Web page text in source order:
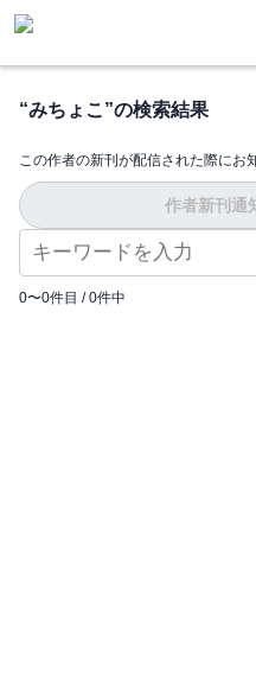
“みちょこ ”の検索結果
この作者の新刊が配信された際にお
作者新刊通
0〜0件目 / 0件中